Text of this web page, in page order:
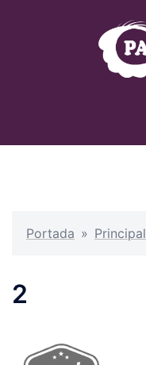
Portada » Principal
2